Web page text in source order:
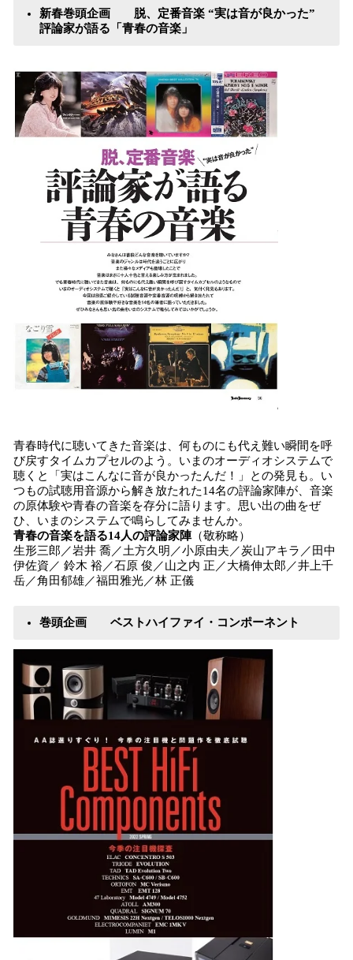
新春巻頭企画 脱、定番音楽 “実は音が良かった”
評論家が語る「青春の音楽」
青春時代に聴いてきた音楽は、何ものにも代え難い瞬間を呼
び戻すタイムカプセルのよう。いまのオーディオシステムで
聴くと「実はこんなに音が良かったんだ！」との発見も。い
つもの試聴用音源から解き放たれた14名の評論家陣が、音楽
の原体験や青春の音楽を存分に語ります。思い出の曲をぜ
ひ、いまのシステムで鳴らしてみませんか。
青春の音楽を語る14人の評論家陣（敬称略）
生形三郎／岩井 喬／土方久明／小原由夫／炭山アキラ／田中
伊佐資／ 鈴木 裕／石原 俊／山之内 正／大橋伸太郎／井上千
岳／角田郁雄／福田雅光／林 正儀
巻頭企画 ベストハイファイ・コンポーネント